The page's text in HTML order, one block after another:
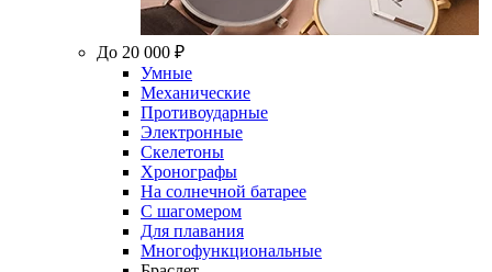
До 20 000 ₽
Умные
Механические
Противоударные
Электронные
Скелетоны
Хронографы
На солнечной батарее
С шагомером
Для плавания
Многофункциональные